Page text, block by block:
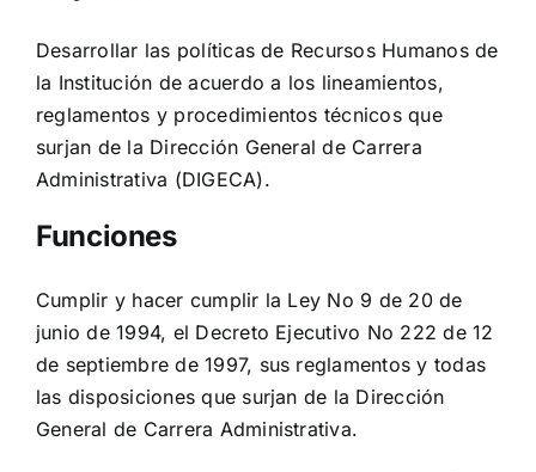
Desarrollar las políticas de Recursos Humanos de
la Institución de acuerdo a los lineamientos,
reglamentos y procedimientos técnicos que
surjan de la Dirección General de Carrera
Administrativa (DIGECA).
Funciones
Cumplir y hacer cumplir la Ley No 9 de 20 de
junio de 1994, el Decreto Ejecutivo No 222 de 12
de septiembre de 1997, sus reglamentos y todas
las disposiciones que surjan de la Dirección
General de Carrera Administrativa.